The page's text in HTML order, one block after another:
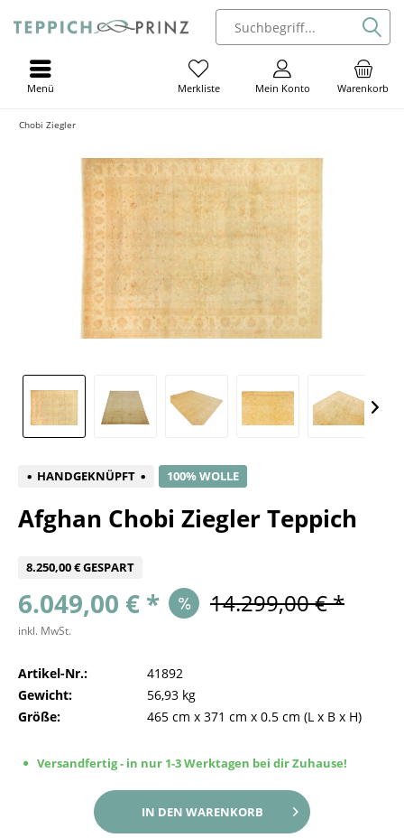
Warenkorb
Mein Konto
Merkliste
Menü
Chobi Ziegler
HANDGEKNÜPFT 100% WOLLE
Afghan Chobi Ziegler Teppich
8.250,00 € GESPART
6.049,00 € * 14.299,00 € *
inkl. MwSt.
Artikel-Nr.:
41892
Gewicht:
56,93 kg
Größe:
465 cm x 371 cm x 0.5 cm (L x B x H)
Versandfertig - in nur 1-3 Werktagen bei dir Zuhause!
IN DEN WARENKORB